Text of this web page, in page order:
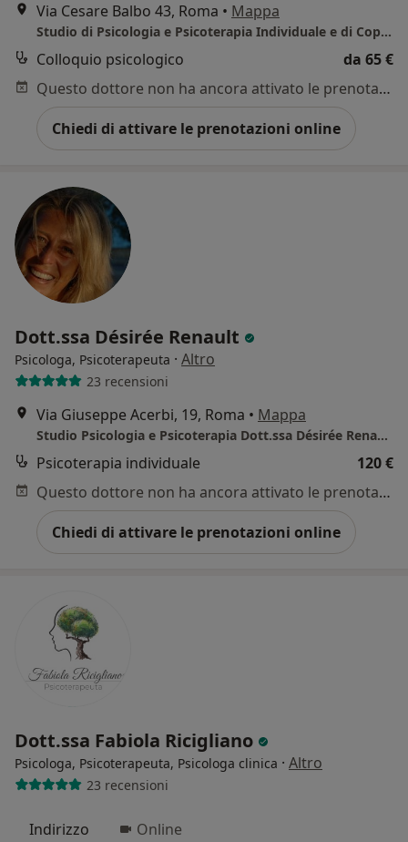
Via Cesare Balbo 43, Roma • Mappa
Studio di Psicologia e Psicoterapia Individuale e di Coppia - Roma
Colloquio psicologico
da 65 €
Questo dottore non ha ancora attivato le prenotazioni online presso questo indirizzo.
Chiedi di attivare le prenotazioni online
Dott.ssa Désirée Renault
Psicologa, Psicoterapeuta · Altro
23 recensioni
Via Giuseppe Acerbi, 19, Roma • Mappa
Studio Psicologia e Psicoterapia Dott.ssa Désirée Renault - tariffa definibile in base al tipo di prestazione
Psicoterapia individuale
120 €
Questo dottore non ha ancora attivato le prenotazioni online presso questo indirizzo.
Chiedi di attivare le prenotazioni online
Dott.ssa Fabiola Ricigliano
Psicologa, Psicoterapeuta, Psicologa clinica · Altro
23 recensioni
Indirizzo Online